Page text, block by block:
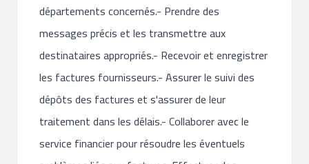
départements concernés.- Prendre des
messages précis et les transmettre aux
destinataires appropriés.- Recevoir et enregistrer
les factures fournisseurs.- Assurer le suivi des
dépôts des factures et s'assurer de leur
traitement dans les délais.- Collaborer avec le
service financier pour résoudre les éventuels